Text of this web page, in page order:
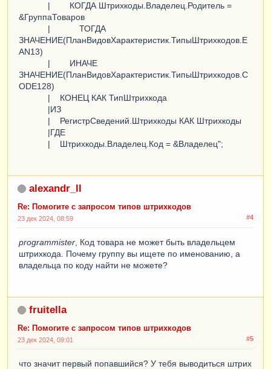
| КОГДА Штрихкоды.Владелец.Родитель =
&ГруппаТоваров
| ТОГДА
ЗНАЧЕНИЕ(ПланВидовХарактеристик.ТипыШтрихкодов.E
AN13)
| ИНАЧЕ
ЗНАЧЕНИЕ(ПланВидовХарактеристик.ТипыШтрихкодов.C
ODE128)
| КОНЕЦ КАК ТипШтрихкода
|ИЗ
| РегистрСведений.Штрихкоды КАК Штрихкоды
|ГДЕ
| Штрихкоды.Владелец.Код = &Владелец";
alexandr_ll
Re: Помогите с запросом типов штрихкодов
#4
23 дек 2024, 08:59
programmister , Код товара не может быть владельцем
штрихкода. Почему группу вы ищете по именованию, а
владельца по коду найти не можете?
fruitella
Re: Помогите с запросом типов штрихкодов
#5
23 дек 2024, 09:01
что значит первый попавшийся? У тебя выводиться штрих